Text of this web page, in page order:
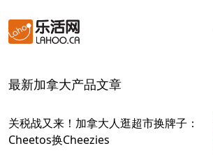
最新加拿大产品文章
关税战又来！加拿大人逛超市换牌子：
Cheetos换Cheezies